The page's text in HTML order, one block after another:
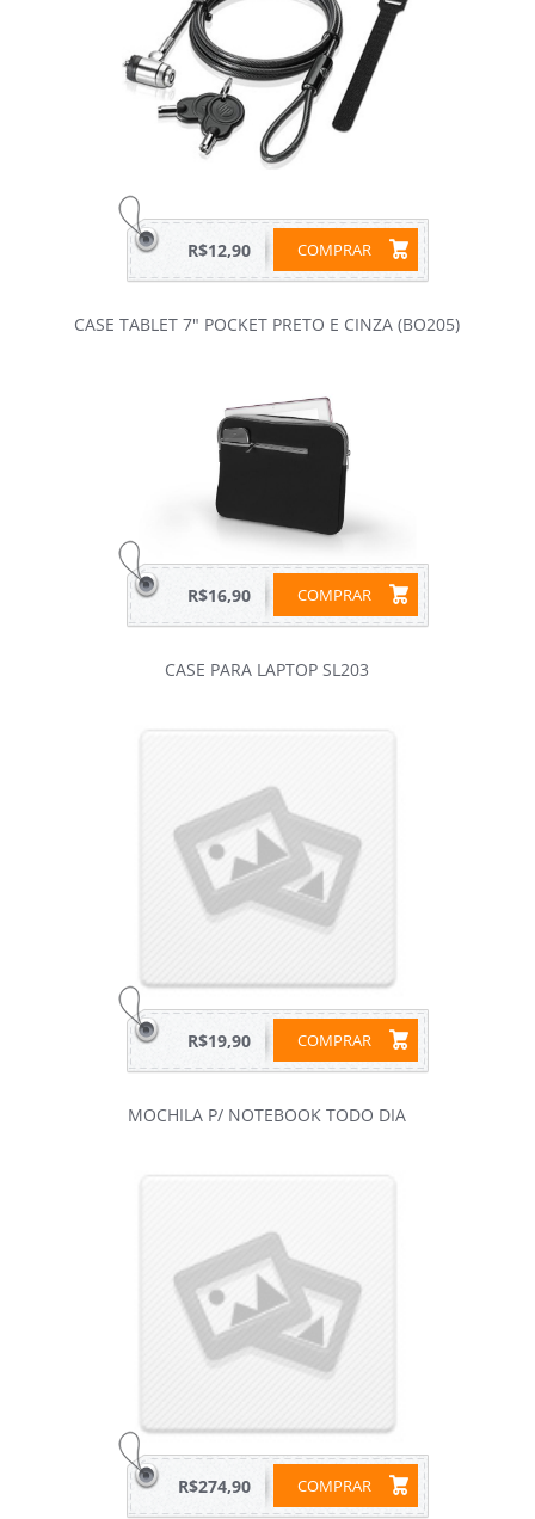
COMPRAR
R$12,90
CASE TABLET 7" POCKET PRETO E CINZA (BO205)
COMPRAR
R$16,90
CASE PARA LAPTOP SL203
COMPRAR
R$19,90
MOCHILA P/ NOTEBOOK TODO DIA
COMPRAR
R$274,90